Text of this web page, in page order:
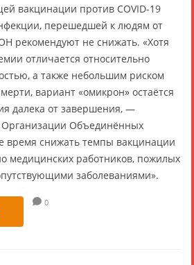
вакцинации против COVID-19
перешедшей к людям от
рекомендуют не снижать. «Хотя
отличается относительно
а также небольшим риском
вариант «омикрон» остаётся
далека от завершения, —
Организации Объединённых
время снижать темпы вакцинации
медицинских работников, пожилых
заболеваниями».
0